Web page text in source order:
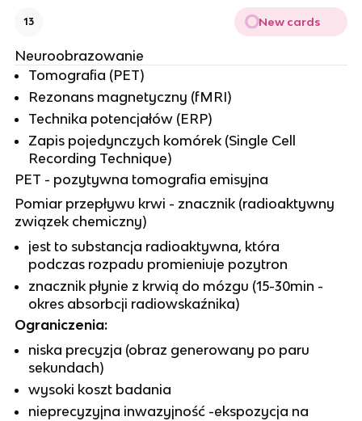
13 New cards
Neuroobrazowanie
Tomografia (PET)
Rezonans magnetyczny (fMRI)
Technika potencjałów (ERP)
Zapis pojedynczych komórek (Single Cell
Recording Technique)
PET - pozytywna tomografia emisyjna
Pomiar przepływu krwi - znacznik (radioaktywny
związek chemiczny)
jest to substancja radioaktywna, która
podczas rozpadu promieniuje pozytron
znacznik płynie z krwią do mózgu (15-30min -
okres absorbcji radiowskaźnika)
Ograniczenia:
niska precyzja (obraz generowany po paru
sekundach)
wysoki koszt badania
nieprecyzyjna inwazyjność -ekspozycja na